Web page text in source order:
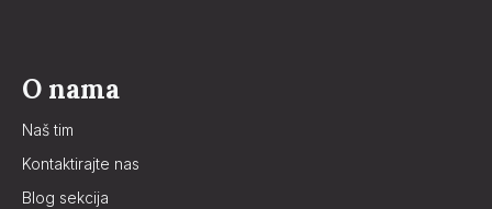
O nama
Naš tim
Kontaktirajte nas
Blog sekcija